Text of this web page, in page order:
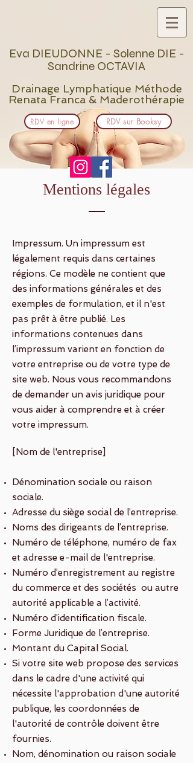
Eva DIEUDONNE​ - Solenne DIE -
Sandrine OCTAVIA
Drainage Lymphatique Méthode
Renata Franca & Maderothérapie
RDV en ligne RDV sur Booksy
Mentions légales
Impressum. Un impressum est
légalement requis dans certaines
régions. Ce modèle ne contient que
des informations générales et des
exemples de formulation, et il n'est
pas prêt à être publié. Les
informations contenues dans
l’impressum varient en fonction de
votre entreprise ou de votre type de
site web. Nous vous recommandons
de demander un avis juridique pour
vous aider à comprendre et à créer
votre impressum.
[Nom de l'entreprise]
Dénomination sociale ou raison
sociale.
Adresse du siège social de l’entreprise.
Noms des dirigeants de l’entreprise.
Numéro de téléphone, numéro de fax
et adresse e-mail de l'entreprise.
Numéro d’enregistrement au registre
du commerce et des sociétés ou autre
autorité applicable a l’activité.
Numéro d’identification fiscale.
Forme Juridique de l’entreprise.
Montant du Capital Social.
Si votre site web propose des services
dans le cadre d'une activité qui
nécessite l'approbation d'une autorité
publique, les coordonnées de
l'autorité de contrôle doivent être
fournies. ​​​
Nom, dénomination ou raison sociale